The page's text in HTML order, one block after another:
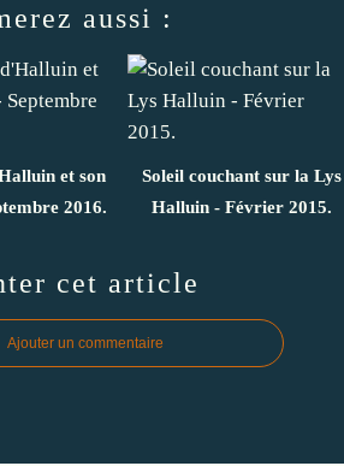
aussi :
et son
2016.
Soleil couchant sur la Lys
Halluin - Février 2015.
cet article
Ajouter un commentaire